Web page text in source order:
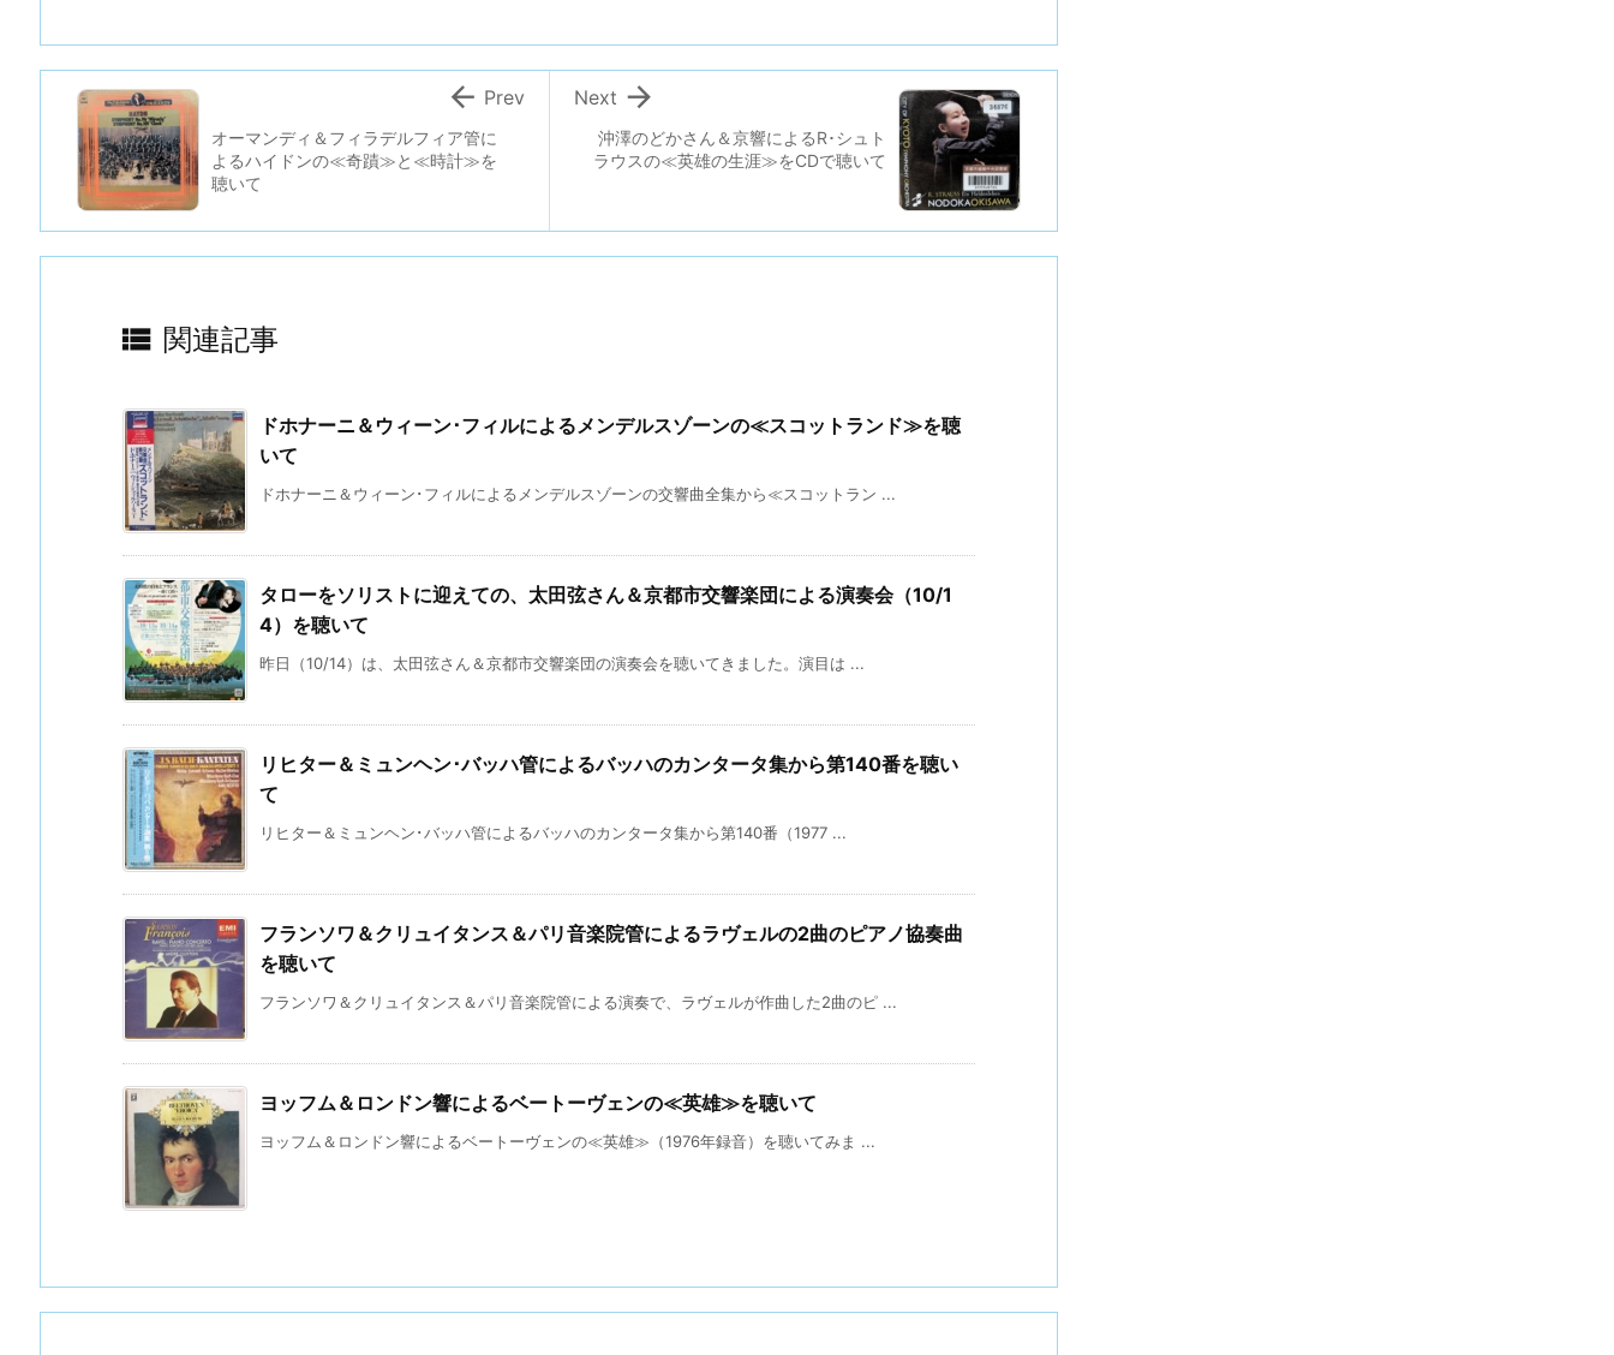
沖澤のどかさん＆京響によるR･シュト
ラウスの≪英雄の生涯≫をCDで聴いて

Next
オーマンディ＆フィラデルフィア管に
よるハイドンの≪奇蹟≫と≪時計≫を
聴いて
 Prev
 関連記事
ドホナーニ＆ウィーン･フィルによるメンデルスゾーンの≪スコットランド≫を聴
いて
ドホナーニ＆ウィーン･フィルによるメンデルスゾーンの交響曲全集から≪スコットラン ...
タローをソリストに迎えての、太田弦さん＆京都市交響楽団による演奏会（10/1
4）を聴いて
昨日（10/14）は、太田弦さん＆京都市交響楽団の演奏会を聴いてきました。演目は ...
リヒター＆ミュンヘン･バッハ管によるバッハのカンタータ集から第140番を聴い
て
リヒター＆ミュンヘン･バッハ管によるバッハのカンタータ集から第140番（1977 ...
フランソワ＆クリュイタンス＆パリ音楽院管によるラヴェルの2曲のピアノ協奏曲
を聴いて
フランソワ＆クリュイタンス＆パリ音楽院管による演奏で、ラヴェルが作曲した2曲のピ ...
ヨッフム＆ロンドン響によるベートーヴェンの≪英雄≫を聴いて
ヨッフム＆ロンドン響によるベートーヴェンの≪英雄≫（1976年録音）を聴いてみま ...